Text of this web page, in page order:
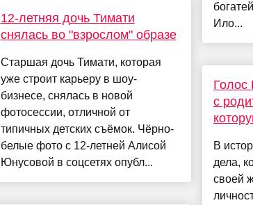
12-летняя дочь Тимати
снялась во "взрослом" образе
Старшая дочь Тимати, которая
уже строит карьеру в шоу-
бизнесе, снялась в новой
фотосессии, отличной от
типичных детских съёмок. Чёрно-
белые фото с 12-летней Алисой
Юнусовой в соцсетях опубл...
Ило...
Голос
с
В
дела,
своей